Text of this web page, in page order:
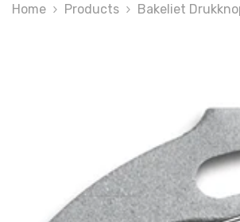
Home Products Bakeliet